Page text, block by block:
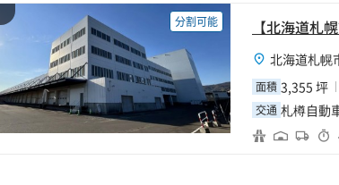
分割可能 【北海道札
北海道札幌
面積 3,355 坪
交通 札樽自動